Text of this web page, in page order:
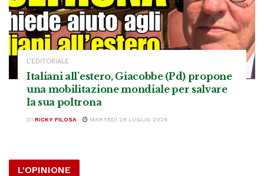
L’EDITORIALE
Italiani all’estero, Giacobbe (Pd) propone
una mobilitazione mondiale per salvare
la sua poltrona
DI RICKY FILOSA MARTEDÌ 28 LUGLIO 2026
L'OPINIONE